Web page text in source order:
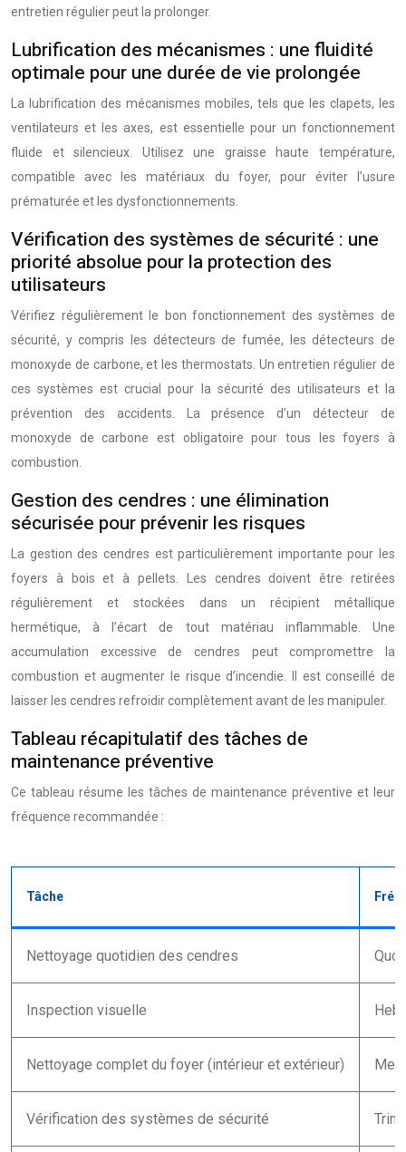
entretien régulier peut la prolonger.
Lubrification des mécanismes : une fluidité
optimale pour une durée de vie prolongée
La lubrification des mécanismes mobiles, tels que les clapets, les
ventilateurs et les axes, est essentielle pour un fonctionnement
fluide et silencieux. Utilisez une graisse haute température,
compatible avec les matériaux du foyer, pour éviter l’usure
prématurée et les dysfonctionnements.
Vérification des systèmes de sécurité : une
priorité absolue pour la protection des
utilisateurs
Vérifiez régulièrement le bon fonctionnement des systèmes de
sécurité, y compris les détecteurs de fumée, les détecteurs de
monoxyde de carbone, et les thermostats. Un entretien régulier de
ces systèmes est crucial pour la sécurité des utilisateurs et la
prévention des accidents. La présence d’un détecteur de
monoxyde de carbone est obligatoire pour tous les foyers à
combustion.
Gestion des cendres : une élimination
sécurisée pour prévenir les risques
La gestion des cendres est particulièrement importante pour les
foyers à bois et à pellets. Les cendres doivent être retirées
régulièrement et stockées dans un récipient métallique
hermétique, à l’écart de tout matériau inflammable. Une
accumulation excessive de cendres peut compromettre la
combustion et augmenter le risque d’incendie. Il est conseillé de
laisser les cendres refroidir complètement avant de les manipuler.
Tableau récapitulatif des tâches de
maintenance préventive
Ce tableau résume les tâches de maintenance préventive et leur
fréquence recommandée :
Tâche
Nettoyage quotidien des cendres
Inspection visuelle
Nettoyage complet du foyer (intérieur et extérieur)
Vérification des systèmes de sécurité